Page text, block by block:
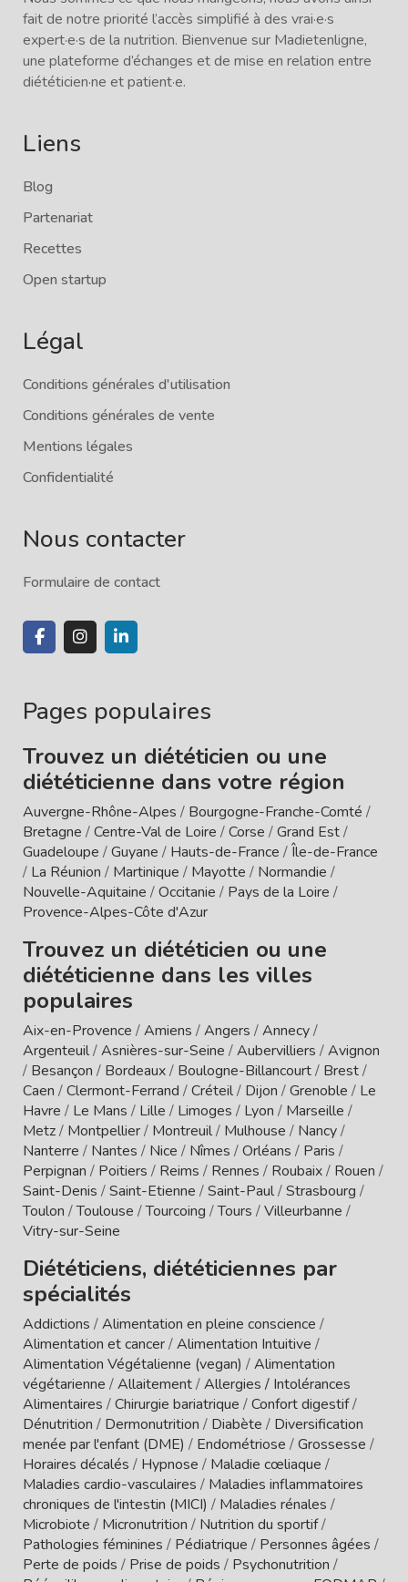
fait de notre priorité l’accès simplifié à des vrai·e·s
expert·e·s de la nutrition. Bienvenue sur Madietenligne,
une plateforme d’échanges et de mise en relation entre
diététicien·ne et patient·e.
Liens
Blog
Partenariat
Recettes
Open startup
Légal
Conditions générales d'utilisation
Conditions générales de vente
Mentions légales
Confidentialité
Nous contacter
Formulaire de contact
Pages populaires
Trouvez un diététicien ou une
diététicienne dans votre région
Auvergne-Rhône-Alpes / Bourgogne-Franche-Comté /
Bretagne /Centre-Val de Loire /Corse /Grand Est/
Guadeloupe /Guyane / Hauts-de-France /Île-de-France
/ La Réunion / Martinique / Mayotte / Normandie /
Nouvelle-Aquitaine /Occitanie / Pays de la Loire /
Provence-Alpes-Côte d'Azur
Trouvez un diététicien ou une
diététicienne dans les villes
populaires
Aix-en-Provence /Amiens /Angers /Annecy/
Argenteuil/Asnières-sur-Seine /Aubervilliers /Avignon
/ Besançon / Bordeaux/ Boulogne-Billancourt/ Brest/
Caen /Clermont-Ferrand /Créteil/ Dijon /Grenoble / Le
Havre / Le Mans / Lille / Limoges / Lyon / Marseille /
Metz/ Montpellier/ Montreuil/ Mulhouse / Nancy/
Nanterre / Nantes / Nice / Nîmes /Orléans / Paris /
Perpignan / Poitiers / Reims / Rennes / Roubaix/ Rouen /
Saint-Denis /Saint-Etienne /Saint-Paul/Strasbourg /
Toulon /Toulouse /Tourcoing /Tours /Villeurbanne /
Vitry-sur-Seine
Diététiciens, diététiciennes par
spécialités
Addictions /Alimentation en pleine conscience /
Alimentation et cancer/Alimentation Intuitive /
Alimentation Végétalienne (vegan) /Alimentation
végétarienne /Allaitement/Allergies / Intolérances
Alimentaires /Chirurgie bariatrique /Confort digestif/
Dénutrition / Dermonutrition / Diabète / Diversification
menée par l'enfant (DME) / Endométriose /Grossesse /
Horaires décalés / Hypnose / Maladie cœliaque /
Maladies cardio-vasculaires / Maladies inflammatoires
chroniques de l'intestin (MICI) / Maladies rénales /
Microbiote / Micronutrition / Nutrition du sportif/
Pathologies féminines / Pédiatrique / Personnes âgées /
Perte de poids / Prise de poids / Psychonutrition /